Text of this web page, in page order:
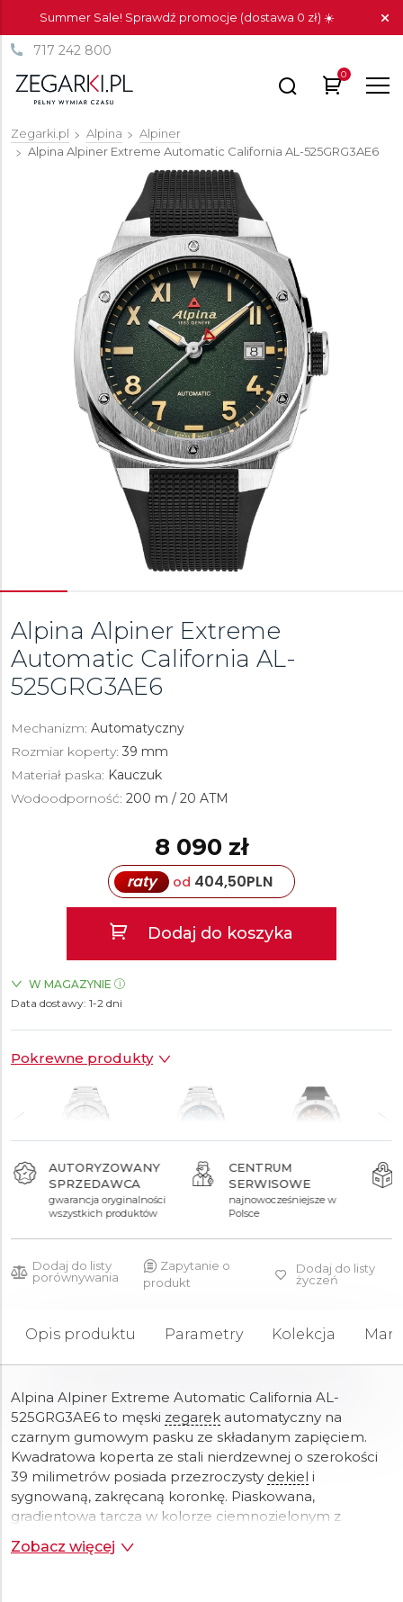
Summer Sale! Sprawdź promocje (dostawa 0 zł) ☀️
717 242 800
0
Zegarki.pl Alpina
Alpiner
Alpina Alpiner Extreme Automatic California AL-525GRG3AE6
Alpina Alpiner Extreme
Automatic California AL-
525GRG3AE6
Mechanizm: Automatyczny
Rozmiar koperty: 39 mm
Materiał paska: Kauczuk
Wodoodporność: 200 m / 20 ATM
8 090 zł
raty od 404,50PLN
Dodaj do koszyka
W MAGAZYNIE
ZEGARKI.PL Sky Tower Wrocław
Data dostawy: 1-2 dni
Pokrewne produkty
11 990 zł 8 090 zł
AUTORYZOWANY
SPRZEDAWCA
gwarancja oryginalności
wszystkich produktów
CENTRUM
SERWISOWE
najnowocześniejsze w
Polsce
Dodaj do listy
porównywania
Zapytanie o
produkt
Dodaj do listy
życzeń
Opis produktu Parametry Kolekcja
Alpina Alpiner Extreme Automatic California AL-
525GRG3AE6 to męski zegarek automatyczny na
czarnym gumowym pasku ze składanym zapięciem.
Kwadratowa koperta ze stali nierdzewnej o szerokości
39 milimetrów posiada przezroczysty dekiel i
sygnowaną, zakręcaną koronkę. Piaskowana,
gradientowa tarcza w kolorze ciemnozielonym z
wytrzymałeszkłoszafirowe. Tarcza o unikatowym
Zobacz więcej